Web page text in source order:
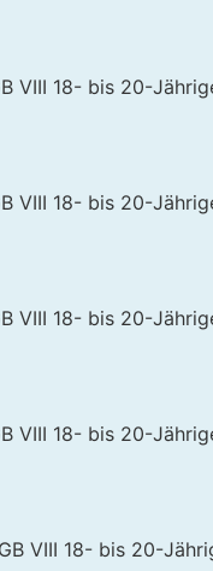
VIII 18- bis 20-
VIII 18- bis 20-
VIII 18- bis 20-
VIII 18- bis 20-
VIII 18- bis 20-